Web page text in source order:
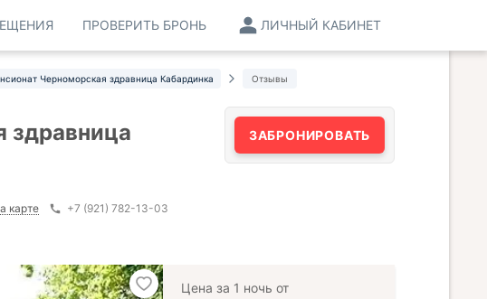
ЛИЧНЫЙ КАБИНЕТ
ПРОВЕРИТЬ БРОНЬ
Черноморская здравница Кабардинка Отзывы
здравница
карте +7 (921) 782-13-03
ЗАБРОНИРОВАТЬ
Цена за 1 ночь от